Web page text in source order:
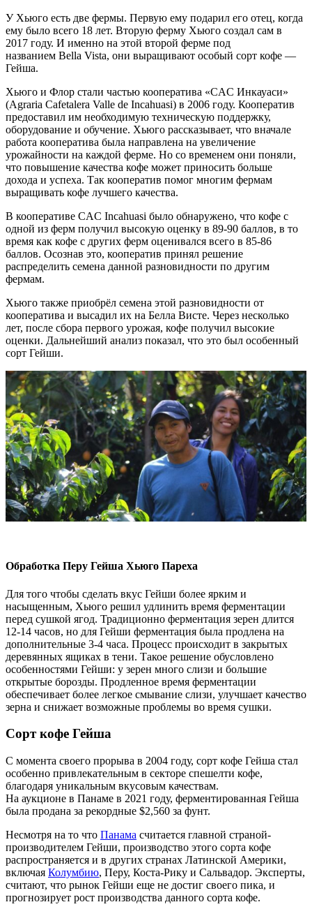
У Хьюго есть две фермы. Первую ему подарил его отец, когда
ему было всего 18 лет. Вторую ферму Хьюго создал сам в
2017 году. И именно на этой второй ферме под
названием Bella Vista, они выращивают особый сорт кофе —
Гейша.
Хьюго и Флор стали частью кооператива «CAC Инкауаси»
(Agraria Cafetalera Valle de Incahuasi) в 2006 году. Кооператив
предоставил им необходимую техническую поддержку,
оборудование и обучение. Хьюго рассказывает, что вначале
работа кооператива была направлена на увеличение
урожайности на каждой ферме. Но со временем они поняли,
что повышение качества кофе может приносить больше
дохода и успеха. Так кооператив помог многим фермам
выращивать кофе лучшего качества.
В кооперативе CAC Incahuasi было обнаружено, что кофе с
одной из ферм получил высокую оценку в 89-90 баллов, в то
время как кофе с других ферм оценивался всего в 85-86
баллов. Осознав это, кооператив принял решение
распределить семена данной разновидности по другим
фермам.
Хьюго также приобрёл семена этой разновидности от
кооператива и высадил их на Белла Висте. Через несколько
лет, после сбора первого урожая, кофе получил высокие
оценки. Дальнейший анализ показал, что это был особенный
сорт Гейши.
Обработка Перу Гейша Хьюго Пареха
Для того чтобы сделать вкус Гейши более ярким и
насыщенным, Хьюго решил удлинить время ферментации
перед сушкой ягод. Традиционно ферментация зерен длится
12-14 часов, но для Гейши ферментация была продлена на
дополнительные 3-4 часа. Процесс происходит в закрытых
деревянных ящиках в тени. Такое решение обусловлено
особенностями Гейши: у зерен много слизи и большие
открытые борозды. Продленное время ферментации
обеспечивает более легкое смывание слизи, улучшает качество
зерна и снижает возможные проблемы во время сушки.
Сорт кофе Гейша
С момента своего прорыва в 2004 году, сорт кофе Гейша стал
особенно привлекательным в секторе спешелти кофе,
благодаря уникальным вкусовым качествам.
На аукционе в Панаме в 2021 году, ферментированная Гейша
была продана за рекордные $2,560 за фунт.
Несмотря на то что Панама считается главной страной-
производителем Гейши, производство этого сорта кофе
распространяется и в других странах Латинской Америки,
включая Колумбию, Перу, Коста-Рику и Сальвадор. Эксперты,
считают, что рынок Гейши еще не достиг своего пика, и
прогнозирует рост производства данного сорта кофе.